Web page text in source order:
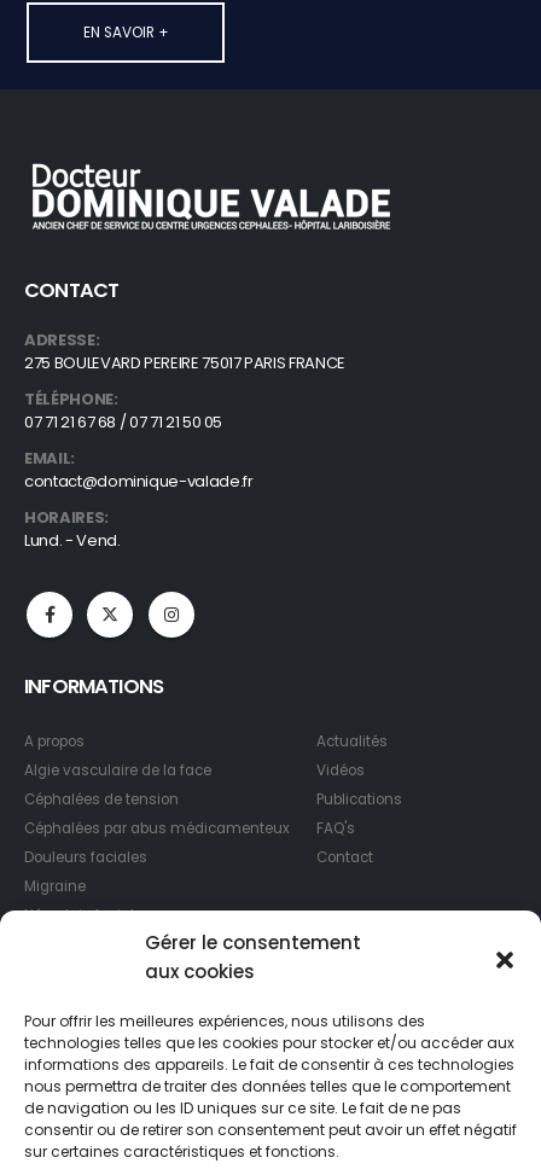
Gérer le consentement
aux cookies
Pour offrir les meilleures expériences, nous utilisons des
technologies telles que les cookies pour stocker et/ou accéder aux
informations des appareils. Le fait de consentir à ces technologies
nous permettra de traiter des données telles que le comportement
de navigation ou les ID uniques sur ce site. Le fait de ne pas
consentir ou de retirer son consentement peut avoir un effet négatif
sur certaines caractéristiques et fonctions.
EN SAVOIR +
CONTACT
ADRESSE:
275 BOULEVARD PEREIRE 75017 PARIS FRANCE
TÉLÉPHONE:
07 71 21 67 68 / 07 71 21 50 05
EMAIL:
contact@dominique-valade.fr
HORAIRES:
Lund. - Vend.
INFORMATIONS
A propos
Algie vasculaire de la face
Céphalées de tension
Céphalées par abus médicamenteux
Douleurs faciales
Migraine
Névralgie faciale
Physiopathologie de la migraine
Idées reçu sur la migraine
Actualités
Vidéos
Publications
FAQ's
Contact
CONSULTATIONS
Lun - Ven 09:30 18:30